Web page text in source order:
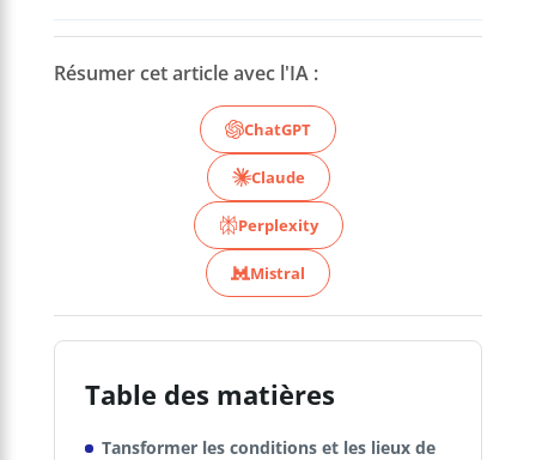
Résumer cet article avec l'IA :
ChatGPT
Claude
Perplexity
Mistral
Table des matières
Tansformer les conditions et les lieux de